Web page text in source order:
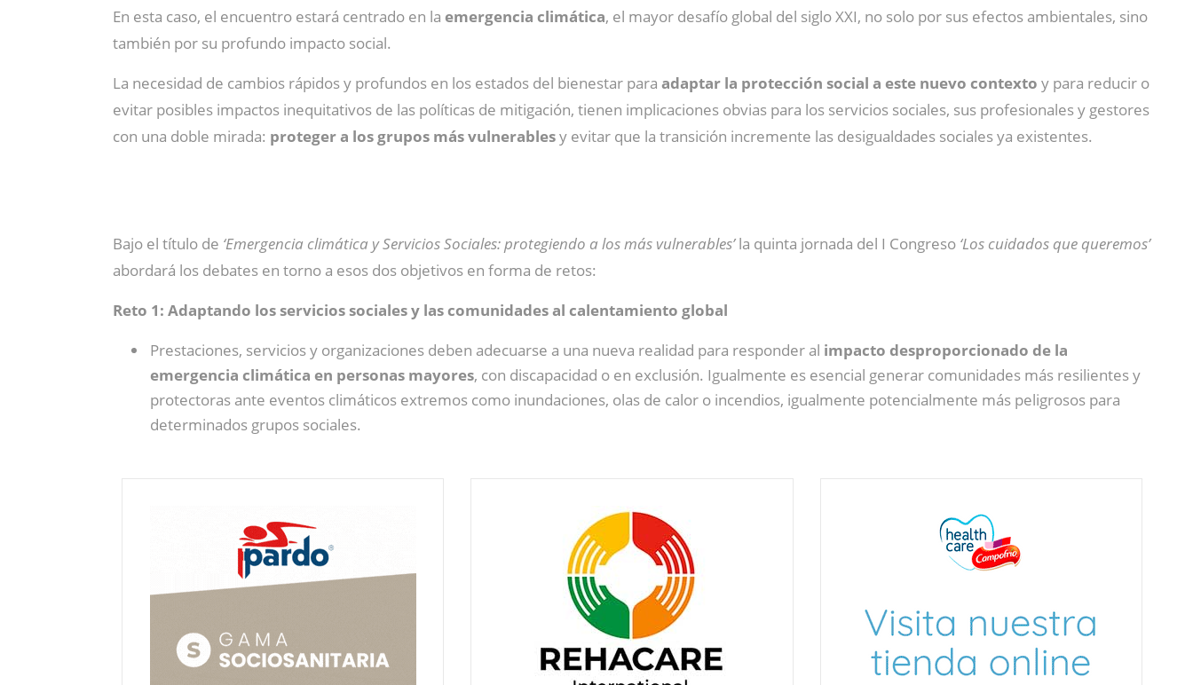
En esta caso, el encuentro estará centrado en la emergencia climática, el mayor desafío global del siglo XXI, no solo por sus efectos ambientales, sino
también por su profundo impacto social.
La necesidad de cambios rápidos y profundos en los estados del bienestar para adaptar la protección social a este nuevo contexto y para reducir o
evitar posibles impactos inequitativos de las políticas de mitigación, tienen implicaciones obvias para los servicios sociales, sus profesionales y gestores
con una doble mirada: proteger a los grupos más vulnerablesy evitar que la transición incremente las desigualdades sociales ya existentes.
Bajo el título de ‘Emergencia climática y Servicios Sociales: protegiendo a los más vulnerables’la quinta jornada del I Congreso ‘Los cuidados que queremos’
abordará los debates en torno a esos dos objetivos en forma de retos:
Reto 1: Adaptando los servicios sociales y las comunidades al calentamiento global
Prestaciones, servicios y organizaciones deben adecuarse a una nueva realidad para responder al impacto desproporcionado de la
emergencia climática en personas mayores, con discapacidad o en exclusión. Igualmente es esencial generar comunidades más resilientes y
protectoras ante eventos climáticos extremos como inundaciones, olas de calor o incendios, igualmente potencialmente más peligrosos para
determinados grupos sociales.